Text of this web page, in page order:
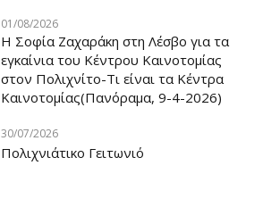
01/08/2026
Η Σοφία Ζαχαράκη στη Λέσβο για τα
εγκαίνια του Κέντρου Καινοτομίας
στον Πολιχνίτο-Τι είναι τα Κέντρα
Καινοτομίας(Πανόραμα, 9-4-2026)
30/07/2026
Πολιχνιάτικο Γειτωνιό